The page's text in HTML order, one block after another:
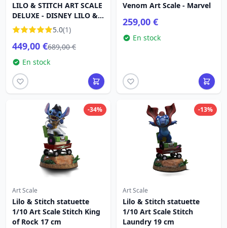
LILO & STITCH ART SCALE
DELUXE - DISNEY LILO &
STITCH
5.0(1)
449,00 €689,00 €
En stock
Venom Art Scale - Marvel
259,00 €
En stock
-34%
Art Scale
Lilo & Stitch statuette
1/10 Art Scale Stitch King
of Rock 17 cm
-13%
Art Scale
Lilo & Stitch statuette
1/10 Art Scale Stitch
Laundry 19 cm